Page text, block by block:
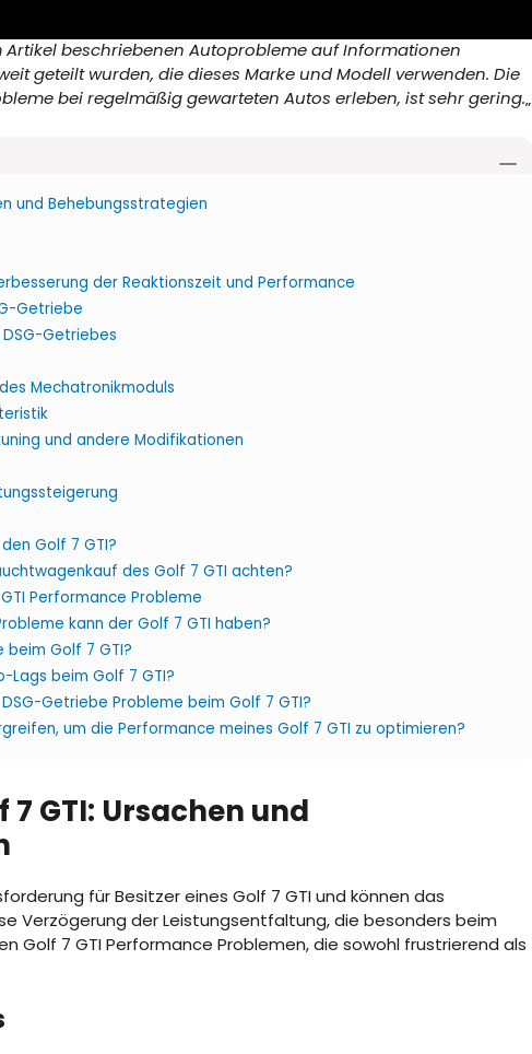
Artikel beschriebenen Autoprobleme auf Informationen
geteilt wurden, die dieses Marke und Modell verwenden. Die
bei regelmäßig gewarteten Autos erleben, ist sehr gering.„
und Behebungsstrategien
der Reaktionszeit und Performance
Getriebe
Getriebes
Mechatronikmoduls
und andere Modifikationen
Golf 7 GTI?
des Golf 7 GTI achten?
Performance Probleme
kann der Golf 7 GTI haben?
Golf 7 GTI?
Lags beim Golf 7 GTI?
Getriebe Probleme beim Golf 7 GTI?
um die Performance meines Golf 7 GTI zu optimieren?
GTI: Ursachen und
für Besitzer eines Golf 7 GTI und können das
Verzögerung der Leistungsentfaltung, die besonders beim
Golf 7 GTI Performance Problemen, die sowohl frustrierend als